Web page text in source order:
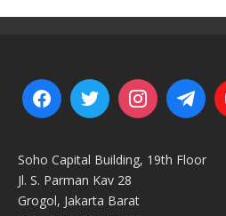
Soho Capital Building, 19th Floor
Jl. S. Parman Kav 28
Grogol, Jakarta Barat